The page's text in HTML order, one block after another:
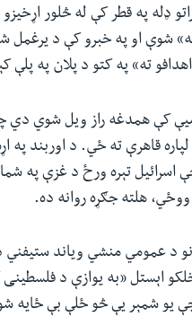
ډله په قطر کې له څلور
شوې او په خبرو کې د یرغمل
ته» په کتو د پلان په
کې همدغه راز ویل شوي دي‌
قاهرې ته ځي. د اوربند په
اسرائيل تېره ورځ د غزې په
هلته جګړه روانه ده.
د عمومي منشي ویاند
اېستل «به یوازې د فلسطینی
یو شمېر یې څو ځلې بې ځایه